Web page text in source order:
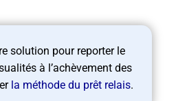
solution pour reporter le
à l’achèvement des
la méthode du prêt relais.